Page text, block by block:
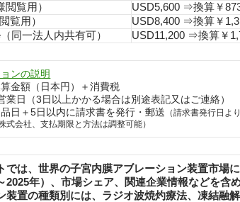
覧用）
USD5,600 ⇒換算￥
覧用）
USD8,400 ⇒換算￥
同一法人内共有可）
USD11,200 ⇒換算￥
ンの説明
金額（日本円）＋消費税
日（3日以上かかる場合は別途表記又はご連絡）
日＋5日以内に請求書を発行・郵送
（請求書発行日よ
式会社、支払期限と方法は調整可能）
は、世界の子宮内膜アブレーション装置市場
2025年）、市場シェア、関連企業情報などを含
装置の種類別には、ラジオ波焼灼療法、凍結融